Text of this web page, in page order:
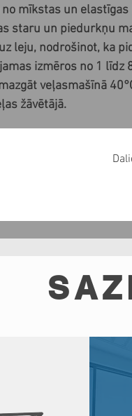
no mīkstas un
staru un piedurkņu
leju, nodrošinot, ka
izmēros no 1 līdz
veļasmašīnā
žāvētājā.